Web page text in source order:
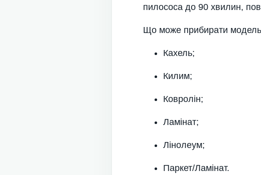
пилососа до 90 хвилин,
Що може прибирати
Кахель;
Килим;
Ковролін;
Ламінат;
Лінолеум;
Паркет/Ламінат.